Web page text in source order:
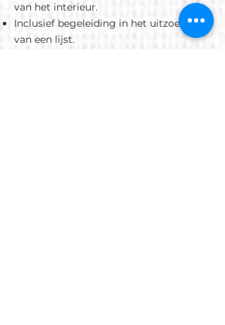
van het interieur.
Inclusief begeleiding in het uitzoeken
van een lijst.